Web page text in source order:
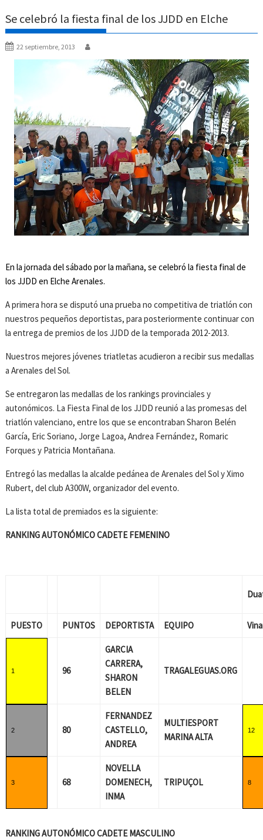
Se celebró la fiesta final de los JJDD en Elche
22 septiembre, 2013
En la jornada del sábado por la mañana, se celebró la fiesta final de
los JJDD en Elche Arenales.
A primera hora se disputó una prueba no competitiva de triatlón con
nuestros pequeños deportistas, para posteriormente continuar con
la entrega de premios de los JJDD de la temporada 2012-2013.
Nuestros mejores jóvenes triatletas acudieron a recibir sus medallas
a Arenales del Sol.
Se entregaron las medallas de los rankings provinciales y
autonómicos. La Fiesta Final de los JJDD reunió a las promesas del
triatlón valenciano, entre los que se encontraban Sharon Belén
García, Eric Soriano, Jorge Lagoa, Andrea Fernández, Romaric
Forques y Patricia Montañana.
Entregó las medallas la alcalde pedánea de Arenales del Sol y Ximo
Rubert, del club A300W, organizador del evento.
La lista total de premiados es la siguiente:
RANKING AUTONÓMICO CADETE FEMENINO
PUESTO PUNTOS DEPORTISTA EQUIPO
1 96
GARCIA
CARRERA,
SHARON
BELEN
TRAGALEGUAS.ORG
2 80
FERNANDEZ
CASTELLO,
ANDREA
MULTIESPORT
MARINA ALTA
12
3 68
NOVELLA
DOMENECH,
INMA
TRIPUÇOL 8
RANKING AUTONÓMICO CADETE MASCULINO